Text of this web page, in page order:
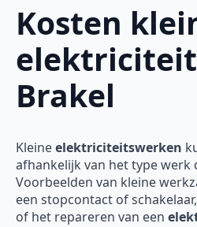
Kosten
Brakel
Kleineelektriciteitswerken
afhankelijk van het type
Voorbeelden van kleine
een stopcontact of
of het repareren van een